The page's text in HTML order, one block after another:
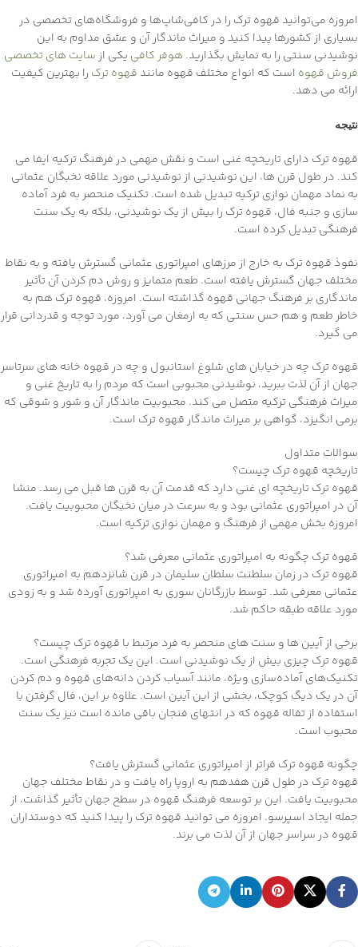
امروزه می‌توانید قهوه ترک را در کافی‌شاپ‌ها و فروشگاه‌های تخصصی در
بسیاری از کشورها پیدا کنید و میراث ماندگار آن و عشق مداوم به این
نوشیدنی سنتی را به نمایش بگذارید. هوفر کافی یکی از سایت های تخصصی
فروش قهوه است که انواع مختلف قهوه مانند قهوه ترک را بهترین کیفیت
ارائه می دهد.
نتیجه
قهوه ترک دارای تاریخچه غنی است و نقش مهمی در فرهنگ ترکیه ایفا می
کند. در طول قرن ها، این نوشیدنی از نوشیدنی مورد علاقه نخبگان عثمانی
به نماد مهمان نوازی ترکیه تبدیل شده است. تکنیک منحصر به فرد آماده
سازی و جنبه فال، قهوه ترک را بیش از یک نوشیدنی، بلکه به یک سنت
فرهنگی تبدیل کرده است.
نفوذ قهوه ترک به خارج از مرزهای امپراتوری عثمانی گسترش یافته و به نقاط
مختلف جهان گسترش یافته است. طعم متمایز و روش دم کردن آن تأثیر
ماندگاری بر فرهنگ جهانی قهوه گذاشته است. امروزه، قهوه ترک هم به
خاطر طعم و هم حس سنتی که به ارمغان می آورد، مورد توجه و قدردانی قرار
می گیرد.
قهوه ترک چه در خیابان های شلوغ استانبول و چه در قهوه خانه های سرتاسر
جهان از آن لذت ببرید، نوشیدنی محبوبی است که مردم را به تاریخ غنی و
میراث فرهنگی ترکیه متصل می کند. محبوبیت ماندگار آن و شور و شوقی که
برمی انگیزد، گواهی بر میراث ماندگار قهوه ترک است.
سوالات متداول
تاریخچه قهوه ترک چیست؟
قهوه ترک تاریخچه ای غنی دارد که قدمت آن به قرن ها قبل می رسد. منشا
آن در امپراتوری عثمانی بود و به سرعت در میان نخبگان محبوبیت یافت.
امروزه بخش مهمی از فرهنگ و مهمان نوازی ترکیه است.
قهوه ترک چگونه به امپراتوری عثمانی معرفی شد؟
قهوه ترک در زمان سلطنت سلطان سلیمان در قرن شانزدهم به امپراتوری
عثمانی معرفی شد. توسط بازرگانان سوری به امپراتوری آورده شد و به زودی
مورد علاقه طبقه حاکم شد.
برخی از آیین ها و سنت های منحصر به فرد مرتبط با قهوه ترک چیست؟
قهوه ترک چیزی بیش از یک نوشیدنی است. این یک تجربه فرهنگی است.
تکنیک‌های آماده‌سازی ویژه، مانند آسیاب کردن دانه‌های قهوه و دم کردن
آن در یک دیگ کوچک، بخشی از این آیین است. علاوه بر این، فال گرفتن با
استفاده از تفاله قهوه که در انتهای فنجان باقی مانده است نیز یک سنت
محبوب است.
چگونه قهوه ترک فراتر از امپراتوری عثمانی گسترش یافت؟
قهوه ترک در طول قرن هفدهم به اروپا راه یافت و در نقاط مختلف جهان
محبوبیت یافت. این بر توسعه فرهنگ قهوه در سطح جهان تأثیر گذاشت، از
جمله ایجاد اسپرسو. امروزه می توانید قهوه ترک را پیدا کنید که دوستداران
قهوه در سراسر جهان از آن لذت می برند.